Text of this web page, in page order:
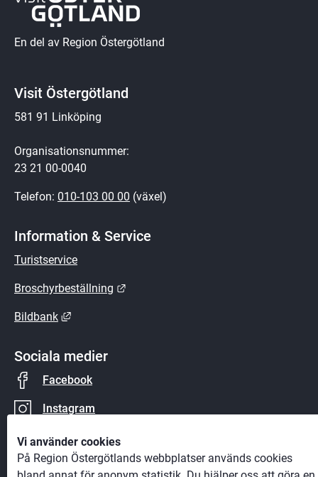
Vi använder cookies
På Region Östergötlands webbplatser används cookies
En del av Region Östergötland
Visit Östergötland
581 91 Linköping
Organisationsnummer:
23 21 00-0040
Telefon: 010-103 00 00 (växel)
Information & Service
Turistservice
Broschyrbeställning
Bildbank Länk till annan webbplats, öppnas i nytt fönster.
Sociala medier
Facebook
Instagram
YouTube